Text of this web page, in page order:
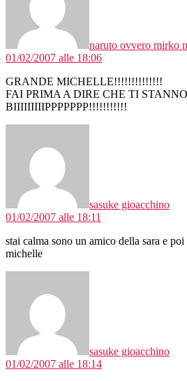
naruto ovvero mirko
01/02/2007 alle 18:06
GRANDE MICHELLE!!!!!!!!!!!!!!
FAI PRIMA A DIRE CHE TI
BIIIIIIIIIPPPPPPP!!!!!!!!!!!
sasuke gioacchino
01/02/2007 alle 18:11
stai calma sono un amico della sara e
michelle
sasuke gioacchino
01/02/2007 alle 18:14